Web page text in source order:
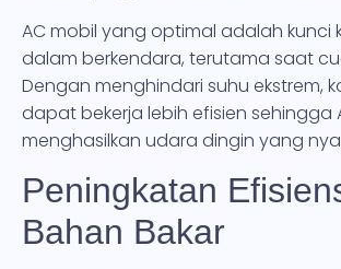
AC mobil yang optimal adalah kunci
dalam berkendara, terutama saat
Dengan menghindari suhu ekstrem,
dapat bekerja lebih efisien sehingga
menghasilkan udara dingin yang
Peningkatan
Bahan Bakar